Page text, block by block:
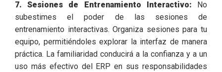
7. Sesiones de Entrenamiento Interactivo: No
subestimes el poder de las sesiones de
entrenamiento interactivas. Organiza sesiones para tu
equipo, permitiéndoles explorar la interfaz de manera
práctica. La familiaridad conducirá a la confianza y a un
uso más efectivo del ERP en sus responsabilidades